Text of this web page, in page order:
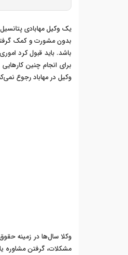
یک وکیل مهابادی
بدون مشورت و کمک
باشد. باید قبول کرد
برای انجام چنین
وکیل در مهاباد رجوع
وکلا سال‌ها در زمینه
مشکلات، گرفتن مشاوره